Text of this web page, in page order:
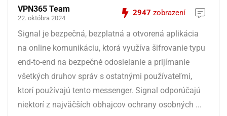
VPN365 Team
22. októbra 2024
2947 zobrazení
Signal je bezpečná, bezplatná a otvorená aplikácia
na online komunikáciu, ktorá využíva šifrovanie typu
end-to-end na bezpečné odosielanie a prijímanie
všetkých druhov správ s ostatnými používateľmi,
ktorí používajú tento messenger. Signal odporúčajú
niektorí z najväčších obhajcov ochrany osobných ...